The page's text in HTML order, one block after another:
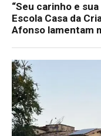
“Seu carinho e
Escola Casa da
Afonso lamentam